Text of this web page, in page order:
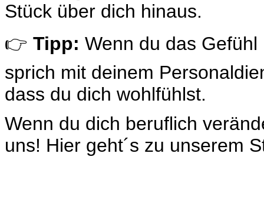
Stück über dich hinaus.
👉 Tipp: Wenn du das
sprich mit deinem
dass du dich wohlfühlst.
Wenn du dich beruflich
uns! Hier geht´s zu unserem